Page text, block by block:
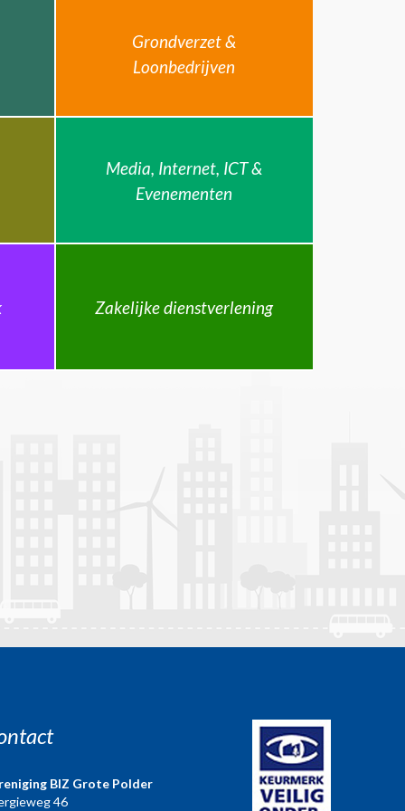
Grondverzet &
Loonbedrijven
Media, Internet, ICT &
Evenementen
Zakelijke dienstverlening
BIZ Grote Polder
46